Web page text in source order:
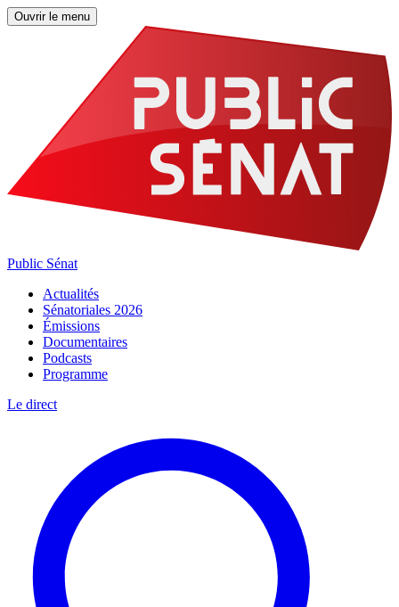
Ouvrir le menu
Public Sénat
Actualités
Sénatoriales 2026
Émissions
Documentaires
Podcasts
Programme
Le direct